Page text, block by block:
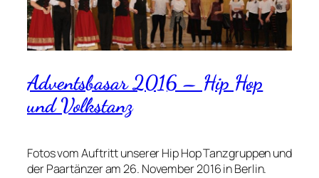
Adventsbasar 2016 – Hip Hop
und Volkstanz
Fotos vom Auftritt unserer Hip Hop Tanzgruppen und
der Paartänzer am 26. November 2016 in Berlin.